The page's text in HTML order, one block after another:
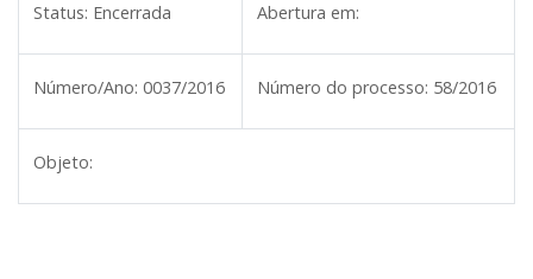
Status: Encerrada Abertura em:
Número/Ano: 0037/2016 Número do processo: 58/2016
Objeto: